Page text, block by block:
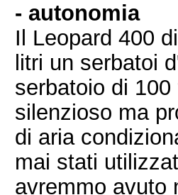
- autonomia
Il Leopard 400
litri un serbatoi
serbatoio di
silenzioso ma
di aria
mai stati
avremmo avuto